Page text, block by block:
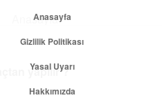
Anasayfa
Yasal Uyarı
Pınarı
yapılır ?
Anasayfa
Gizlilik Politikası
Yasal Uyarı
Hakkımızda